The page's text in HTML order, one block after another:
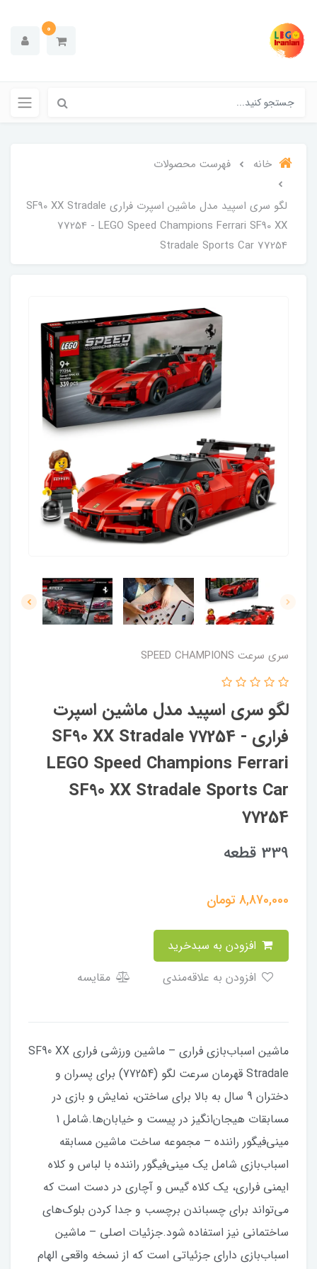
0
خانه فهرست محصولات
لگو سری اسپید مدل ماشین اسپرت فراری SF90 XX Stradale
77254 - LEGO Speed ​​Champions Ferrari SF90 XX
Stradale Sports Car 77254
سری سرعت SPEED CHAMPIONS
لگو سری اسپید مدل ماشین اسپرت
فراری SF90 XX Stradale 77254 -
LEGO Speed ​​Champions Ferrari
SF90 XX Stradale Sports Car
77254
339 قطعه
8,870,000تومان
مقایسه
ماشین اسباب‌بازی فراری – ماشین ورزشی فراری SF90 XX
Stradale قهرمان سرعت لگو (77254) برای پسران و
دختران 9 سال به بالا برای ساختن، نمایش و بازی در
مسابقات هیجان‌انگیز در پیست و خیابان‌ها.شامل 1
مینی‌فیگور راننده – مجموعه ساخت ماشین مسابقه
اسباب‌بازی شامل یک مینی‌فیگور راننده با لباس و کلاه
ایمنی فراری، یک کلاه گیس و آچاری در دست است که
می‌تواند برای چسباندن برچسب و جدا کردن بلوک‌های
ساختمانی نیز استفاده شود.جزئیات اصلی – ماشین
اسباب‌بازی دارای جزئیاتی است که از نسخه واقعی الهام